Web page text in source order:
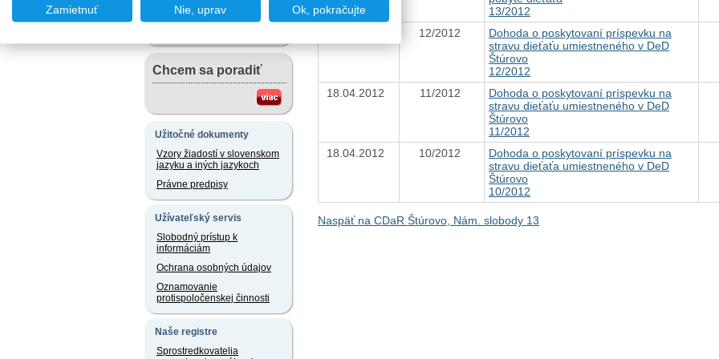
Chcem sa poradiť
Užitočné dokumenty
Vzory žiadostí v slovenskom
jazyku a iných jazykoch
Právne predpisy
Užívateľský servis
Slobodný prístup k
informáciám
Ochrana osobných údajov
Oznamovanie
protispoločenskej činnosti
Naše registre
Sprostredkovatelia
13/2012
12/2012
Dohoda o poskytovaní príspevku na
stravu dieťaťu umiestneného v DeD
Štúrovo
12/2012
18.04.2012
11/2012
Dohoda o poskytovaní príspevku na
stravu dieťaťu umiestneného v DeD
Štúrovo
11/2012
18.04.2012
10/2012
Dohoda o poskytovaní príspevku na
stravu dieťaťa umiestneného v DeD
Štúrovo
10/2012
Naspäť na CDaR Štúrovo, Nám. slobody 13
Zamietnuť Nie, uprav Ok, pokračujte